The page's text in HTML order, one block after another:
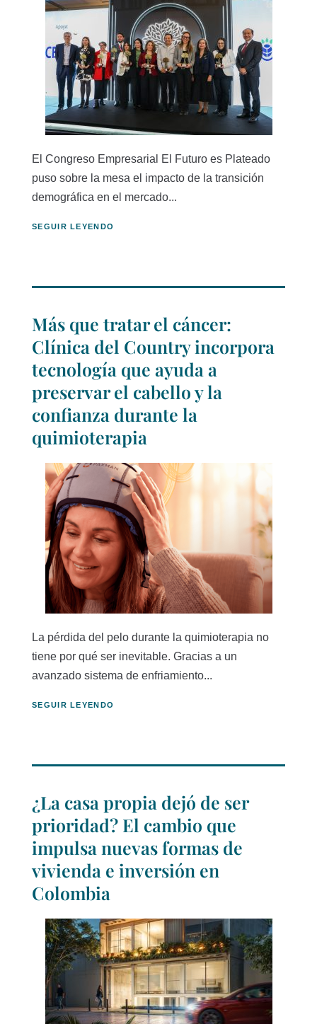
El Congreso Empresarial El Futuro es Plateado
puso sobre la mesa el impacto de la transición
demográfica en el mercado...
SEGUIR LEYENDO
Más que tratar el cáncer:
Clínica del Country incorpora
tecnología que ayuda a
preservar el cabello y la
confianza durante la
quimioterapia
La pérdida del pelo durante la quimioterapia no
tiene por qué ser inevitable. Gracias a un
avanzado sistema de enfriamiento...
SEGUIR LEYENDO
¿La casa propia dejó de ser
prioridad? El cambio que
impulsa nuevas formas de
vivienda e inversión en
Colombia